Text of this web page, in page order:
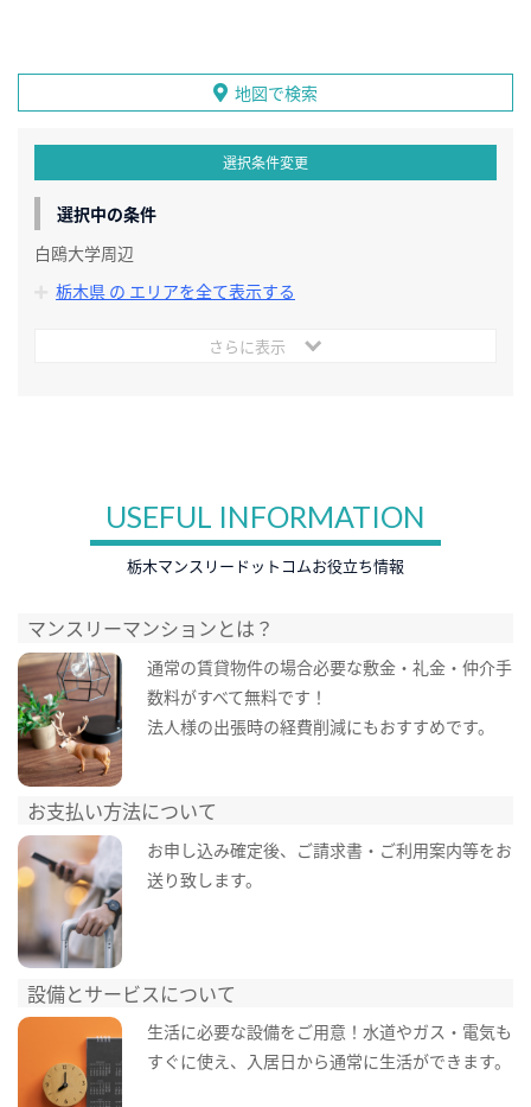
地図で検索
選択条件変更
選択中の条件
白鴎大学周辺
栃木県 の エリアを全て表示する
さらに表示
USEFUL INFORMATION
栃木マンスリードットコムお役立ち情報
マンスリーマンションとは？
通常の賃貸物件の場合必要な敷金・礼金・仲介手
数料がすべて無料です！
法人様の出張時の経費削減にもおすすめです。
お支払い方法について
お申し込み確定後、ご請求書・ご利用案内等をお
送り致します。
設備とサービスについて
生活に必要な設備をご用意！水道やガス・電気も
すぐに使え、入居日から通常に生活ができます。